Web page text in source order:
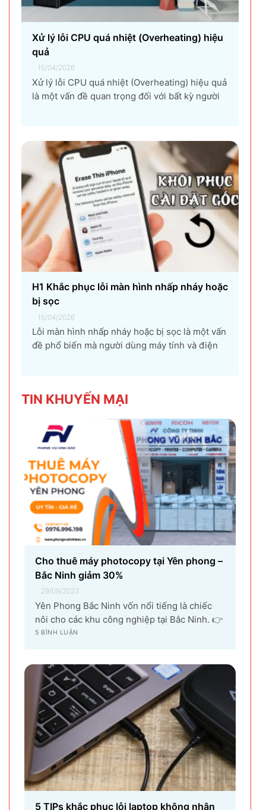
Xử lý lỗi CPU quá nhiệt (Overheating) hiệu
quả
15/04/2026
Xử lý lỗi CPU quá nhiệt (Overheating) hiệu quả
là một vấn đề quan trọng đối với bất kỳ người
gây ra...
H1 Khắc phục lỗi màn hình nhấp nháy hoặc
bị sọc
15/04/2026
Lỗi màn hình nhấp nháy hoặc bị sọc là một vấn
đề phổ biến mà người dùng máy tính và điện
nhân...
TIN KHUYẾN MẠI
Cho thuê máy photocopy tại Yên phong –
Bắc Ninh giảm 30%
29/09/2023
Yên Phong Bắc Ninh vốn nổi tiếng là chiếc
nôi cho các khu công nghiệp tại Bắc Ninh. 👉
Với sự góp mặt của tập đoàn SamSung đầu tư
nông nay trở thành...
5 BÌNH LUẬN
5 TIPs khắc phục lỗi laptop không nhận